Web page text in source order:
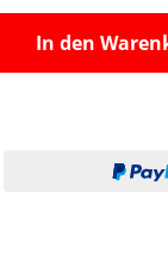
In den